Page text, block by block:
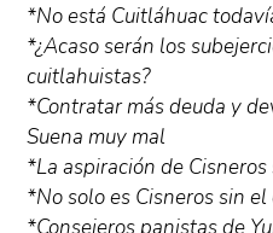
*No está Cuitláhuac
*¿Acaso serán los
cuitlahuistas?
*Contratar más deuda y
Suena muy mal
*La aspiración de
*No solo es Cisneros sin
*Consejeros panistas de